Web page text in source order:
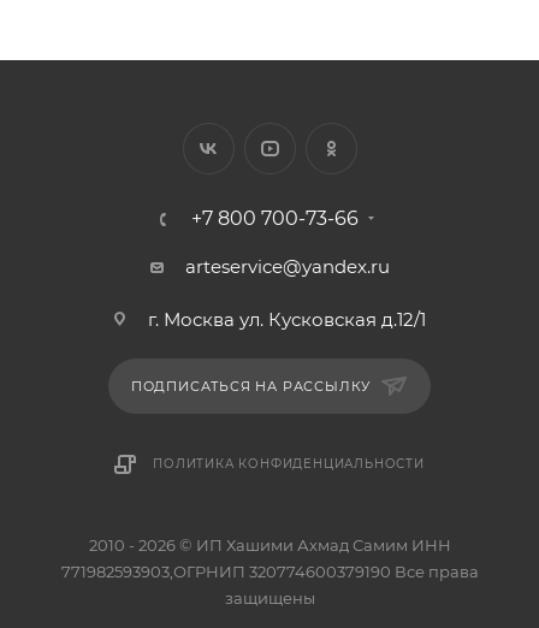
+7 800 700-73-66
arteservice@yandex.ru
г. Москва ул. Кусковская д.12/1
ПОДПИСАТЬСЯ НА РАССЫЛКУ
ПОЛИТИКА КОНФИДЕНЦИАЛЬНОСТИ
2010 - 2026 © ИП Хашими Ахмад Самим ИНН
771982593903,ОГРНИП 320774600379190 Все права
защищены